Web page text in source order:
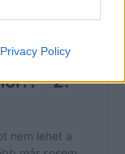
Privacy Policy